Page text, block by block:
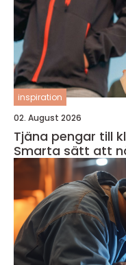
inspiration
02. August 2026
Tjäna pengar till
Smarta sätt att